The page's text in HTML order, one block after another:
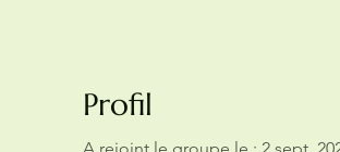
Profil